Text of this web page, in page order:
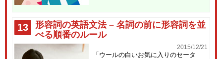
13
形容詞の英語文法 – 名詞の前に形容詞を並
べる順番のルール
2015/12/21
「ウールの白いお気に入りのセータ